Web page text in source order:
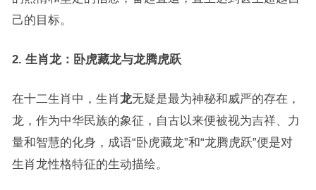
己的目标。
2. 生肖龙：卧虎藏龙与龙腾虎跃
在十二生肖中，生肖龙无疑是最为神秘和威严的存在，
龙，作为中华民族的象征，自古以来便被视为吉祥、力
量和智慧的化身，成语“卧虎藏龙”和“龙腾虎跃”便是对
生肖龙性格特征的生动描绘。